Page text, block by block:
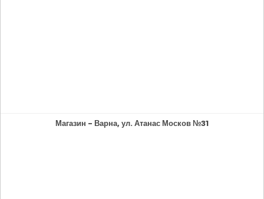
Магазин - Варна, ул. Атанас Москов №31